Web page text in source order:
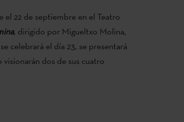
el 22 de septiembre en el Teatro
, dirigido por Migueltxo Molina,
celebrará el día 23, se presentará
dos de sus cuatro